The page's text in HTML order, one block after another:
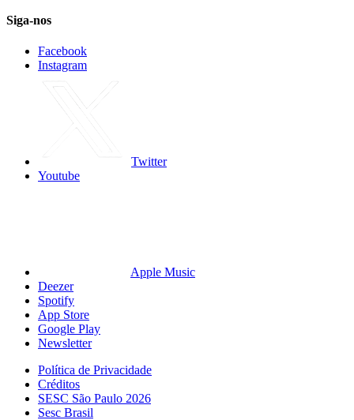
Siga-nos
Facebook
Instagram
Twitter
Youtube
Apple Music
Deezer
Spotify
App Store
Google Play
Newsletter
Política de Privacidade
Créditos
SESC São Paulo 2026
Sesc Brasil